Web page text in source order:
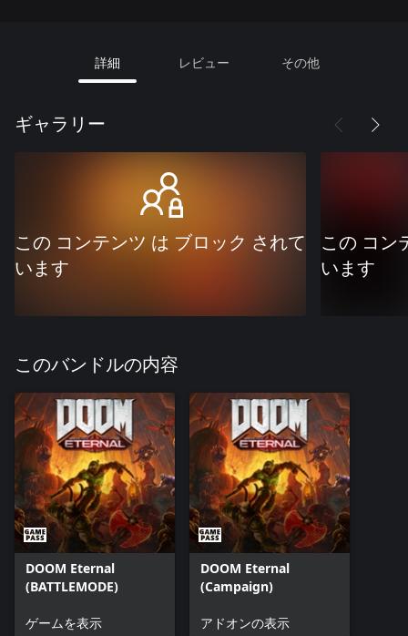
詳細 レビュー その他
ギャラリー
この コンテンツ は ブロック されて
います
この コン
います
このバンドルの内容
DOOM Eternal
(BATTLEMODE)
ゲームを表示
DOOM Eternal
(Campaign)
アドオンの表示